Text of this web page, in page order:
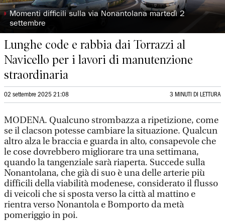
◗ Momenti difficili sulla via Nonantolana martedì 2
settembre
Lunghe code e rabbia dai Torrazzi al
Navicello per i lavori di manutenzione
straordinaria
02 settembre 2025 21:08 3 MINUTI DI LETTURA
MODENA. Qualcuno strombazza a ripetizione, come
se il clacson potesse cambiare la situazione. Qualcun
altro alza le braccia e guarda in alto, consapevole che
le cose dovrebbero migliorare tra una settimana,
quando la tangenziale sarà riaperta. Succede sulla
Nonantolana, che già di suo è una delle arterie più
difficili della viabilità modenese, considerato il flusso
di veicoli che si sposta verso la città al mattino e
rientra verso Nonantola e Bomporto da metà
pomeriggio in poi.